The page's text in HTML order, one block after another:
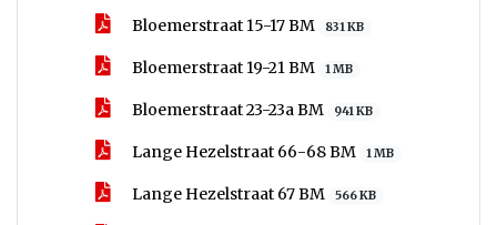
Bloemerstraat 15-17 BM 831 KB
Bloemerstraat 19-21 BM 1 MB
Bloemerstraat 23-23a BM 941 KB
Lange Hezelstraat 66-68 BM 1 MB
Lange Hezelstraat 67 BM 566 KB